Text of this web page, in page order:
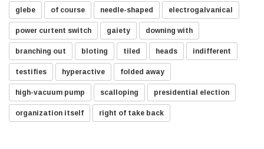
glebe of course needle-shaped electrogalvanical
power curtent switch gaiety downing with
branching out bloting tiled heads indifferent
testifies hyperactive folded away
high-vacuum pump scalloping presidential election
organization itself right of take back